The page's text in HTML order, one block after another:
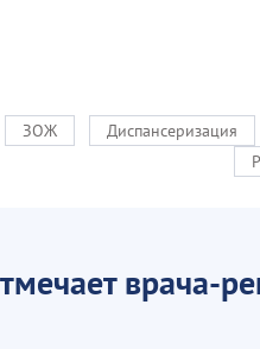
Диспансеризация
ЗОЖ
врача-